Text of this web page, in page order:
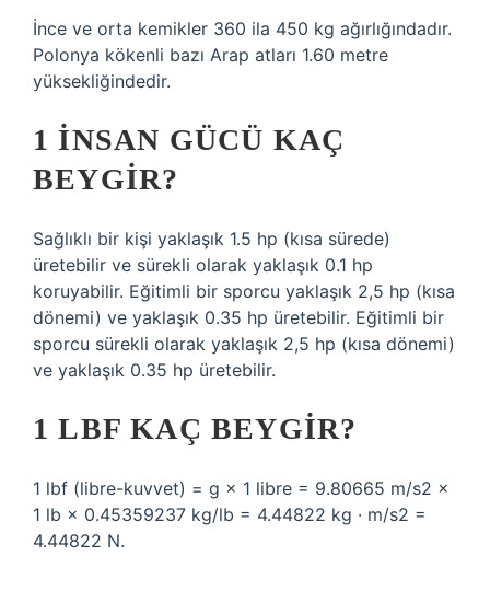
İnce ve orta kemikler 360 ila 450 kg ağırlığındadır.
Polonya kökenli bazı Arap atları 1.60 metre
yüksekliğindedir.
1 INSAN GÜCÜ KAÇ
BEYGIR?
Sağlıklı bir kişi yaklaşık 1.5 hp (kısa sürede)
üretebilir ve sürekli olarak yaklaşık 0.1 hp
koruyabilir. Eğitimli bir sporcu yaklaşık 2,5 hp (kısa
dönemi) ve yaklaşık 0.35 hp üretebilir. Eğitimli bir
sporcu sürekli olarak yaklaşık 2,5 hp (kısa dönemi)
ve yaklaşık 0.35 hp üretebilir.
1 LBF KAÇ BEYGIR?
1 lbf (libre-kuvvet) = g × 1 libre = 9.80665 m/s2 ×
1 lb × 0.45359237 kg/lb = 4.44822 kg · m/s2 =
4.44822 N.